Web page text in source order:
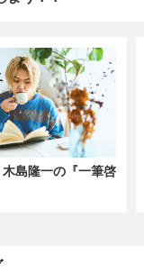
木島隆一の『一筆啓